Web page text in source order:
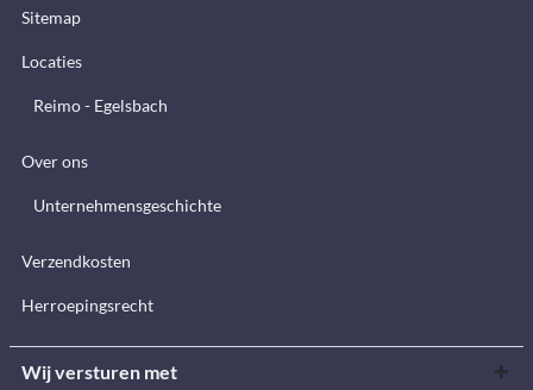
Sitemap
Locaties
Reimo - Egelsbach
Over ons
Unternehmensgeschichte
Verzendkosten
Herroepingsrecht
Wij versturen met